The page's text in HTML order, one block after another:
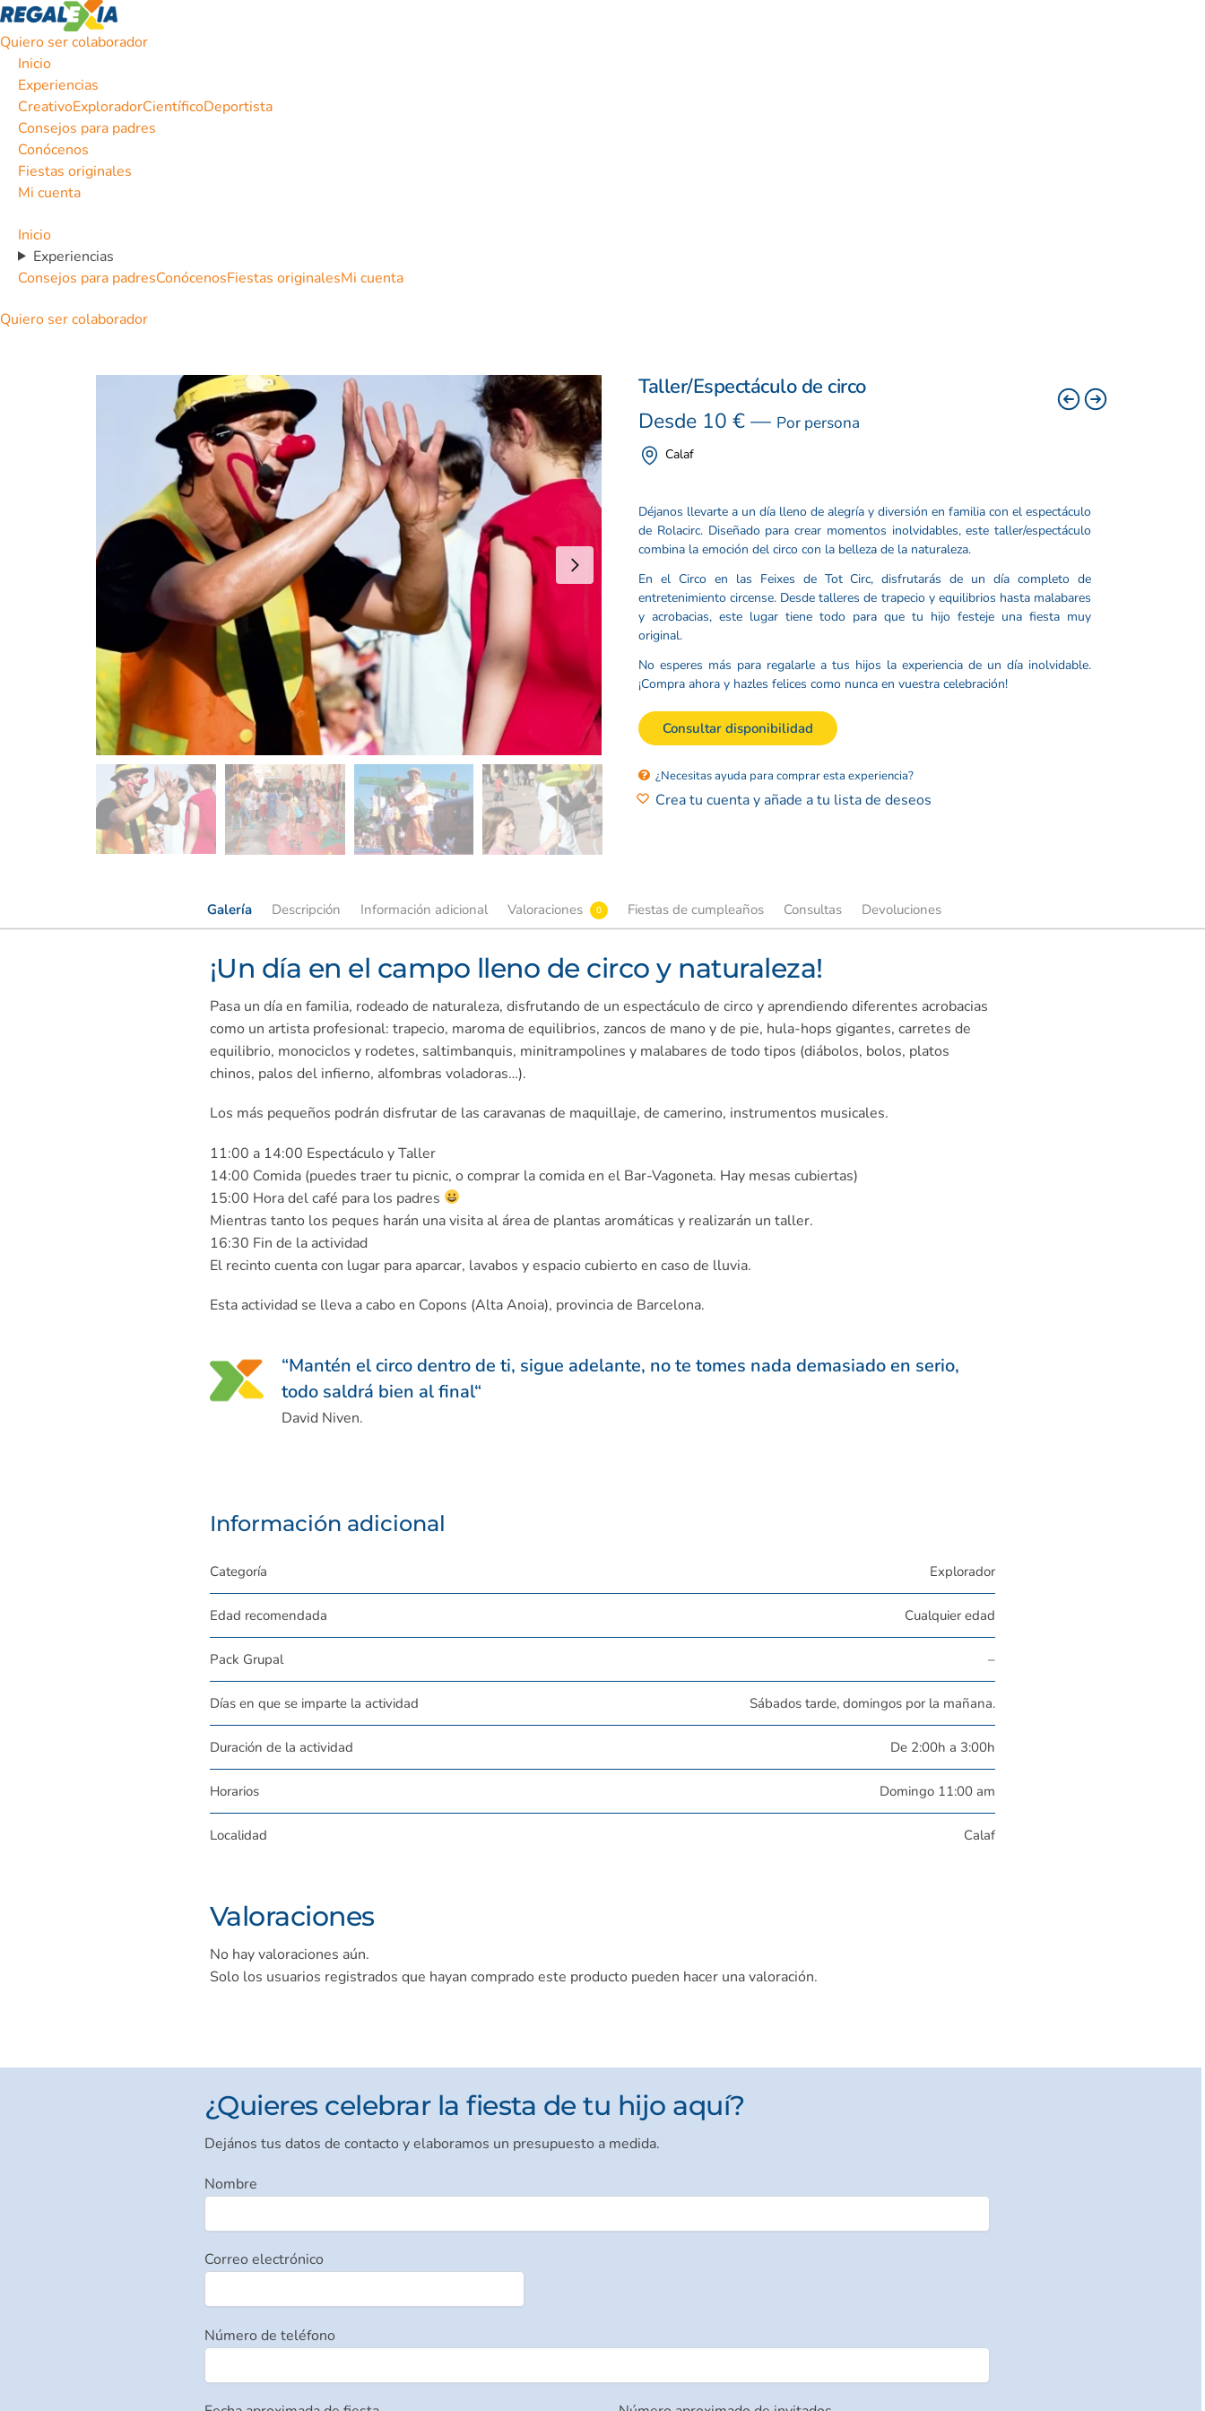
Quiero ser colaborador
Inicio
Experiencias
CreativoExploradorCientíficoDeportista
Consejos para padres
Conócenos
Fiestas originales
Mi cuenta
Inicio
Experiencias
Consejos para padresConócenosFiestas originalesMi cuenta
Quiero ser colaborador
Taller/Espectáculo de circo
Desde 10 €— Por persona
Calaf
Déjanos llevarte a un día lleno de alegría y diversión en familia con el espectáculo
de Rolacirc. Diseñado para crear momentos inolvidables, este taller/espectáculo
combina la emoción del circo con la belleza de la naturaleza.
En el Circo en las Feixes de Tot Circ, disfrutarás de un día completo de
entretenimiento circense. Desde talleres de trapecio y equilibrios hasta malabares
y acrobacias, este lugar tiene todo para que tu hijo festeje una fiesta muy
original.
No esperes más para regalarle a tus hijos la experiencia de un día inolvidable.
¡Compra ahora y hazles felices como nunca en vuestra celebración!
Consultar disponibilidad
¿Necesitas ayuda para comprar esta experiencia?
Crea tu cuenta y añade a tu lista de deseos
Galería Descripción Información adicional Valoraciones 0 Fiestas de cumpleaños Consultas Devoluciones
¡Un día en el campo lleno de circo y naturaleza!
Pasa un día en familia, rodeado de naturaleza, disfrutando de un espectáculo de circo y aprendiendo diferentes acrobacias
como un artista profesional: trapecio, maroma de equilibrios, zancos de mano y de pie, hula-hops gigantes, carretes de
equilibrio, monociclos y rodetes, saltimbanquis, minitrampolines y malabares de todo tipos (diábolos, bolos, platos
chinos, palos del infierno, alfombras voladoras…).
Los más pequeños podrán disfrutar de las caravanas de maquillaje, de camerino, instrumentos musicales.
11:00 a 14:00 Espectáculo y Taller
14:00 Comida (puedes traer tu picnic, o comprar la comida en el Bar-Vagoneta. Hay mesas cubiertas)
15:00 Hora del café para los padres
Mientras tanto los peques harán una visita al área de plantas aromáticas y realizarán un taller.
16:30 Fin de la actividad
El recinto cuenta con lugar para aparcar, lavabos y espacio cubierto en caso de lluvia.
Esta actividad se lleva a cabo en Copons (Alta Anoia), provincia de Barcelona.
“Mantén el circo dentro de ti, sigue adelante, no te tomes nada demasiado en serio,
todo saldrá bien al final“
David Niven.
Información adicional
Categoría Explorador
Edad recomendada Cualquier edad
Pack Grupal –
Días en que se imparte la actividad Sábados tarde, domingos por la mañana.
Duración de la actividad De 2:00h a 3:00h
Horarios Domingo 11:00 am
Localidad Calaf
Valoraciones
No hay valoraciones aún.
Solo los usuarios registrados que hayan comprado este producto pueden hacer una valoración.
¿Quieres celebrar la fiesta de tu hijo aquí?
Dejános tus datos de contacto y elaboramos un presupuesto a medida.
Nombre
Correo electrónico
Número de teléfono